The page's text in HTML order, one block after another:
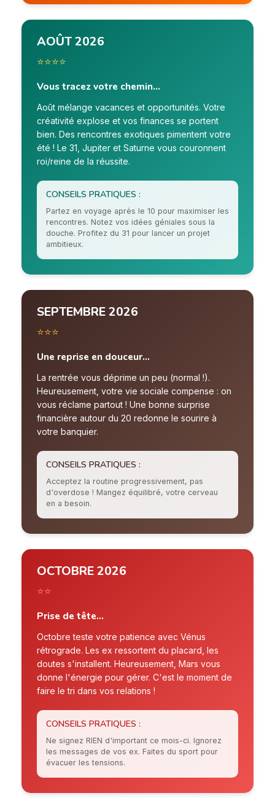
AOÛT 2026
⭐⭐⭐⭐
Vous tracez votre chemin...
Août mélange vacances et opportunités. Votre
créativité explose et vos finances se portent
bien. Des rencontres exotiques pimentent votre
été ! Le 31, Jupiter et Saturne vous couronnent
roi/reine de la réussite.
CONSEILS PRATIQUES :
Partez en voyage après le 10 pour maximiser les
rencontres. Notez vos idées géniales sous la
douche. Profitez du 31 pour lancer un projet
ambitieux.
SEPTEMBRE 2026
⭐⭐⭐
Une reprise en douceur...
La rentrée vous déprime un peu (normal !).
Heureusement, votre vie sociale compense : on
vous réclame partout ! Une bonne surprise
financière autour du 20 redonne le sourire à
votre banquier.
CONSEILS PRATIQUES :
Acceptez la routine progressivement, pas
d'overdose ! Mangez équilibré, votre cerveau
en a besoin.
OCTOBRE 2026
⭐⭐
Prise de tête...
Octobre teste votre patience avec Vénus
rétrograde. Les ex ressortent du placard, les
doutes s'installent. Heureusement, Mars vous
donne l'énergie pour gérer. C'est le moment de
faire le tri dans vos relations !
CONSEILS PRATIQUES :
Ne signez RIEN d'important ce mois-ci. Ignorez
les messages de vos ex. Faites du sport pour
évacuer les tensions.